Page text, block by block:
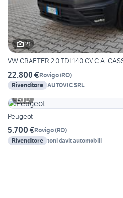
21
VW CRAFTER 2.0 TDI 140 CV C.A.
22.800 €Rovigo(RO)
Rivenditore AUTOVIC SRL
17
Peugeot
5.700 €Rovigo(RO)
Rivenditore toni davit automobili